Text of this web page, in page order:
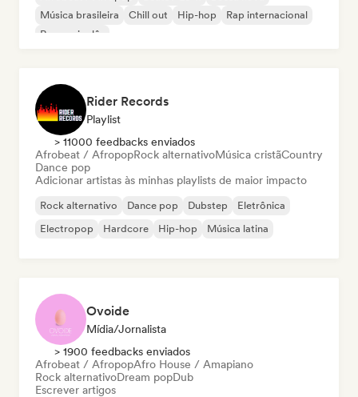
Música brasileira
Chill out Hip-hop
Rap internacional
Rap em inglês
Rider Records
Playlist
> 11000 feedbacks enviados
Afrobeat / AfropopRock alternativoMúsica cristãCountry
Dance pop
Adicionar artistas às minhas playlists de maior impacto
Rock alternativo Dance pop Dubstep
Eletrônica
Electropop
Hardcore Hip-hop Música latina
Ovoide
Mídia/Jornalista
> 1900 feedbacks enviados
Afrobeat / AfropopAfro House / Amapiano
Rock alternativoDream popDub
Escrever artigos